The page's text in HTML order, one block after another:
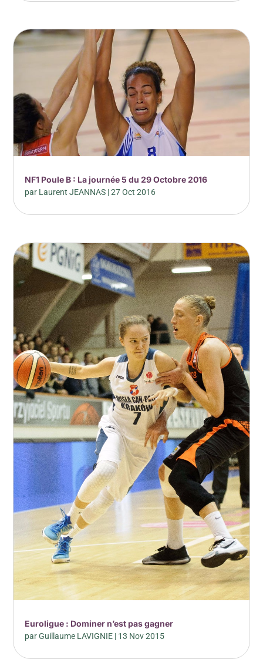
NF1 Poule B : La journée 5 du 29 Octobre 2016
par Laurent JEANNAS |27 Oct 2016
Euroligue : Dominer n’est pas gagner
parGuillaume LAVIGNIE | 13 Nov 2015